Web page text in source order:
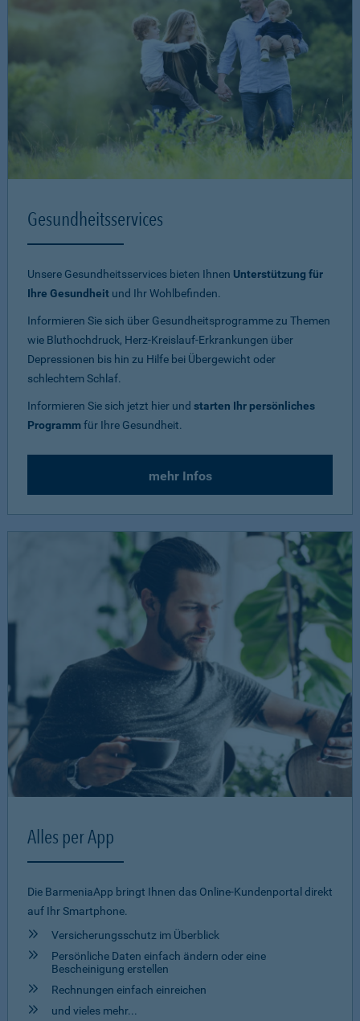
Gesundheitsservices
Unsere Gesundheitsservices bieten Ihnen Unterstützung für
Ihre Gesundheit und Ihr Wohlbefinden.
Informieren Sie sich über Gesundheitsprogramme zu Themen
wie Bluthochdruck, Herz-Kreislauf-Erkrankungen über
Depressionen bis hin zu Hilfe bei Übergewicht oder
schlechtem Schlaf.
Informieren Sie sich jetzt hier und starten Ihr persönliches
Programmfür Ihre Gesundheit.
mehr Infos
Alles per App
Die BarmeniaApp bringt Ihnen das Online-Kundenportal direkt
auf Ihr Smartphone.
Versicherungsschutz im Überblick
Persönliche Daten einfach ändern oder eine
Bescheinigung erstellen
Rechnungen einfach einreichen
und vieles mehr...